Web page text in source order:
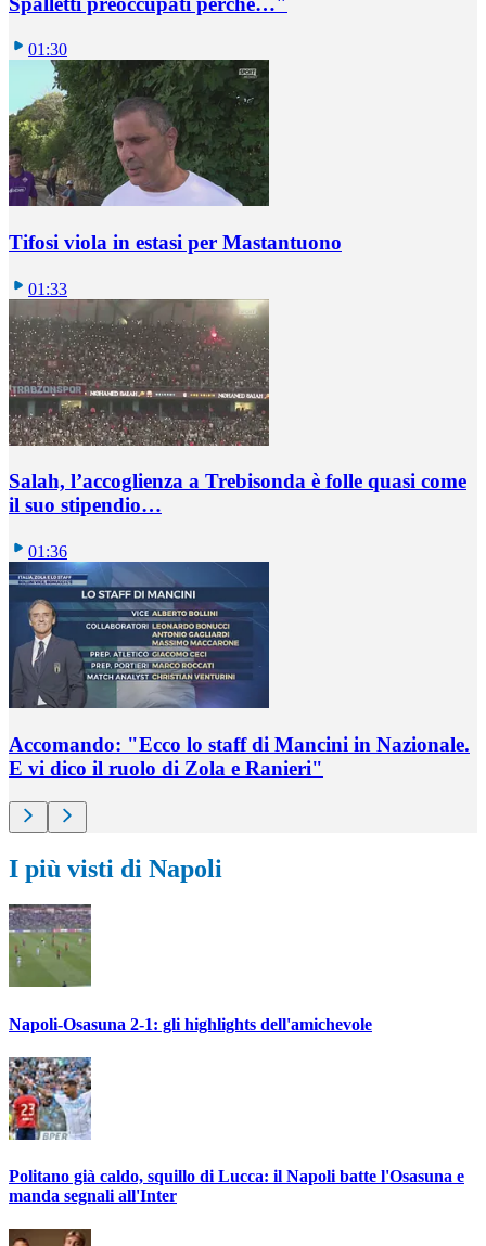
01:30
Tifosi viola in estasi per Mastantuono
01:33
Salah, l’accoglienza a Trebisonda è folle quasi come
il suo stipendio…
01:36
Accomando: "Ecco lo staff di Mancini in Nazionale.
E vi dico il ruolo di Zola e Ranieri"
I più visti di Napoli
Napoli-Osasuna 2-1: gli highlights dell'amichevole
Politano già caldo, squillo di Lucca: il Napoli batte l'Osasuna e
manda segnali all'Inter